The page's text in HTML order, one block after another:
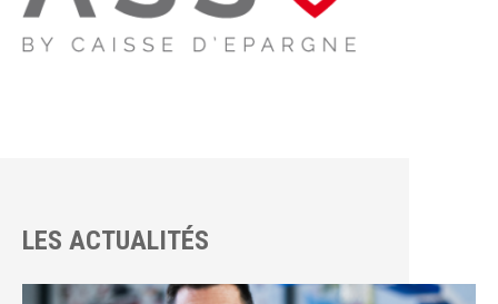
LES ACTUALITÉS